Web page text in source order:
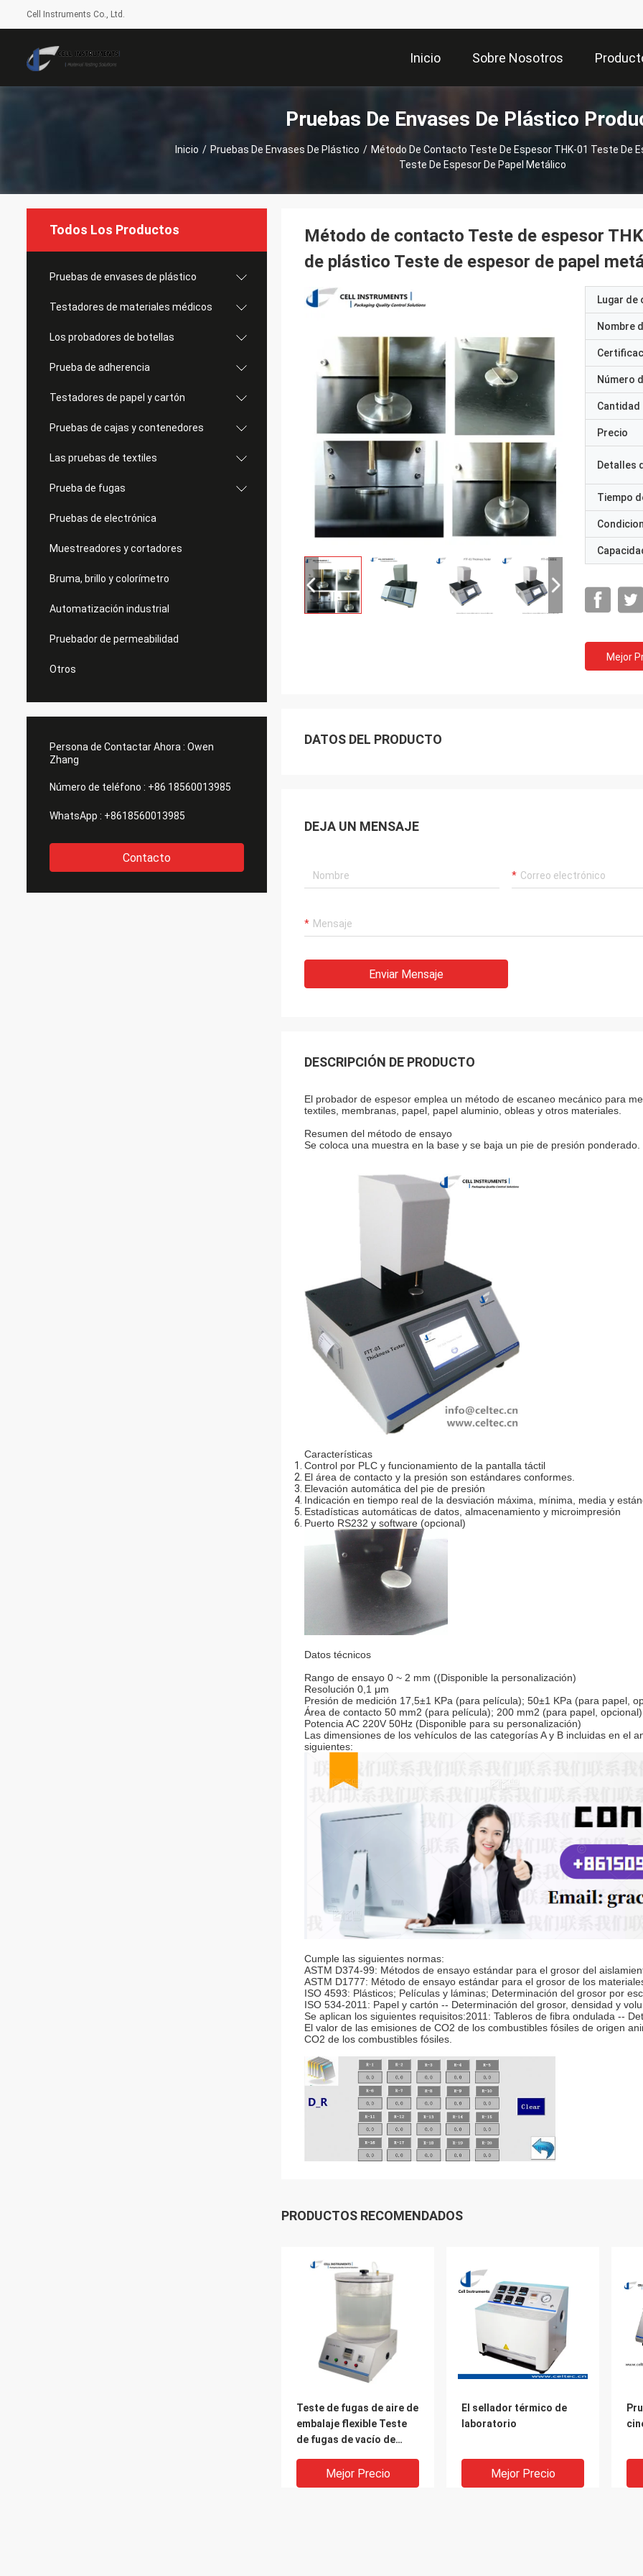
Cell Instruments Co., Ltd.
Inicio Sobre Nosotros
Pruebas De Envases De Plástico
Inicio / Pruebas De Envases De Plástico / Método De Contacto Teste De Espesor THK-01 Teste De
Teste De Espesor De Papel Metálico
Todos Los Productos
Pruebas de envases de plástico
Testadores de materiales médicos
Los probadores de botellas
Prueba de adherencia
Testadores de papel y cartón
Pruebas de cajas y contenedores
Las pruebas de textiles
Prueba de fugas
Pruebas de electrónica
Muestreadores y cortadores
Bruma, brillo y colorímetro
Automatización industrial
Pruebador de permeabilidad
Otros
Persona de Contactar Ahora : Owen
Zhang
Número de teléfono : +86 18560013985
WhatsApp : +8618560013985
Contacto
Método de contacto Teste de espesor
de plástico Teste de espesor de papel
Lugar de
Nombre
Número
Cantidad
Precio
Detalles
Tiempo
Mejor
DATOS DEL PRODUCTO
DEJA UN MENSAJE
Enviar Mensaje
DESCRIPCIÓN DE PRODUCTO
El probador de espesor emplea un método de escaneo mecánico para
textiles, membranas, papel, papel aluminio, obleas y otros materiales.
Resumen del método de ensayo
Se coloca una muestra en la base y se baja un pie de presión ponderado.
Características
Control por PLC y funcionamiento de la pantalla táctil
El área de contacto y la presión son estándares conformes.
Elevación automática del pie de presión
Indicación en tiempo real de la desviación máxima, mínima, media y
Estadísticas automáticas de datos, almacenamiento y microimpresión
Puerto RS232 y software (opcional)
Datos técnicos
Rango de ensayo 0 ~ 2 mm ((Disponible la personalización)
Resolución 0,1 μm
Presión de medición 17,5±1 KPa (para película); 50±1 KPa (para papel,
Área de contacto 50 mm2 (para película); 200 mm2 (para papel, opcional)
Potencia AC 220V 50Hz (Disponible para su personalización)
Las dimensiones de los vehículos de las categorías A y B incluidas en el
siguientes:
Cumple las siguientes normas:
ASTM D374-99: Métodos de ensayo estándar para el grosor del
ASTM D1777: Método de ensayo estándar para el grosor de los
ISO 4593: Plásticos; Películas y láminas; Determinación del grosor por
ISO 534-2011: Papel y cartón -- Determinación del grosor, densidad y
Se aplican los siguientes requisitos:2011: Tableros de fibra ondulada --
El valor de las emisiones de CO2 de los combustibles fósiles de origen
CO2 de los combustibles fósiles.
PRODUCTOS RECOMENDADOS
Teste de fugas de aire de
embalaje flexible Teste
de fugas de vacío de
Mejor Precio
El sellador térmico de
laboratorio
Mejor Precio